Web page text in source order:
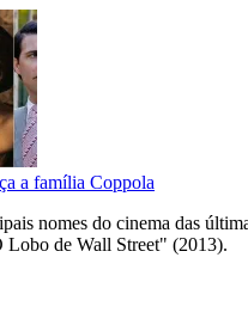
a família Coppola
nomes do cinema das
de Wall Street" (2013).